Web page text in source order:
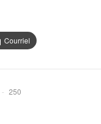
Courriel
250